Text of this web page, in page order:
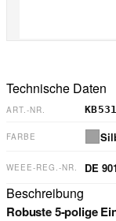
Technische Daten
ART.-NR.
FARBE
WEEE-REG.-NR. DE
Beschreibung
Robuste 5-polige